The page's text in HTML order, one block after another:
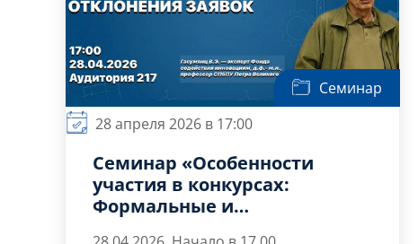
Семинар
28 апреля 2026 в 17:00
Семинар «Особенности
участия в конкурсах:
Формальные и